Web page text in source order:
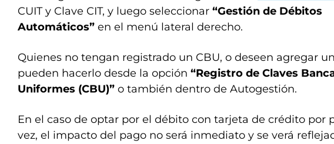
CUIT y Clave CIT, y luego seleccionar “Gestión de Débitos
Automáticos” en el menú lateral derecho.
Quienes no tengan registrado un CBU, o deseen agregar
pueden hacerlo desde la opción “Registro de Claves
Uniformes (CBU)” o también dentro de Autogestión.
En el caso de optar por el débito con tarjeta de crédito por
vez, el impacto del pago no será inmediato y se verá